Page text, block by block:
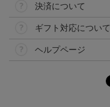
決済について
ギフト対応について
ヘルプページ